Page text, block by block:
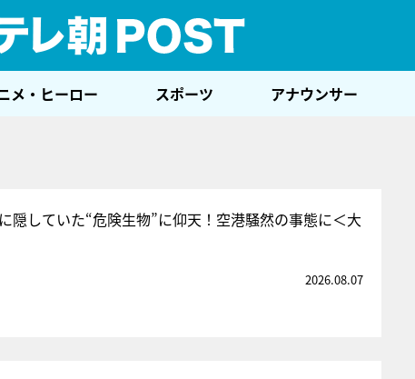
メ・ヒーロー スポーツ アナウンサー
隠していた“危険生物”に仰天！空港騒然の事態に＜大
2026.08.07